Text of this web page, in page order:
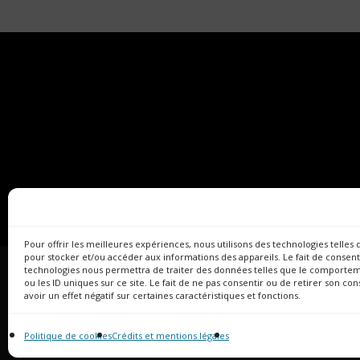
Pour offrir les meilleures expériences, nous utilisons des technologies telles
pour stocker et/ou accéder aux informations des appareils. Le fait de
technologies nous permettra de traiter des données telles que le
ou les ID uniques sur ce site. Le fait de ne pas consentir ou de retirer son
avoir un effet négatif sur certaines caractéristiques et fonctions.
Politique de cookiesCrédits et mentions légales